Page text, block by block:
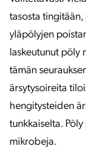
tasosta
yläpölyjen
laskeutunut pöly
tämän
ärsytysoireita
hengitysteiden
tunkkaiselta.
mikrobeja.